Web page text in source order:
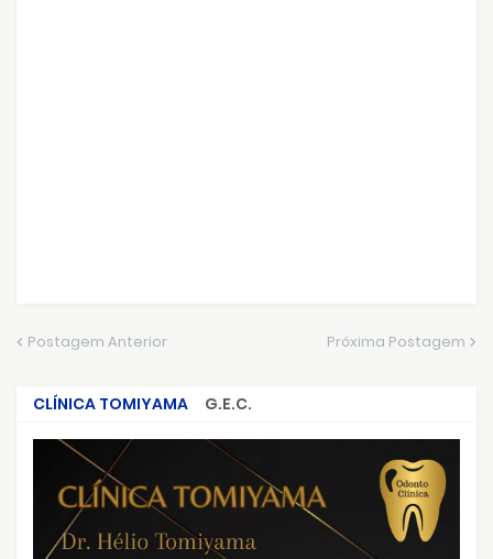
Postagem Anterior Próxima Postagem
CLÍNICA TOMIYAMA
G.E.C.
CRIMES QUE ABALARAM O BRASIL